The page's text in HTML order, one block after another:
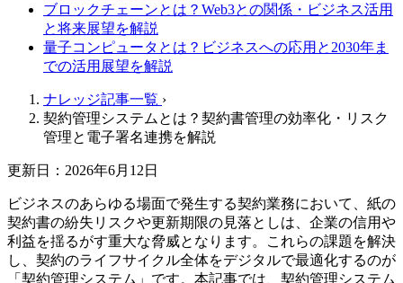
ブロックチェーンとは？Web3との関係・ビジネス活用
と将来展望を解説
量子コンピュータとは？ビジネスへの応用と2030年ま
での活用展望を解説
ナレッジ記事一覧 ›
契約管理システムとは？契約書管理の効率化・リスク
管理と電子署名連携を解説
更新日：2026年6月12日
ビジネスのあらゆる場面で発生する契約業務において、紙の
契約書の紛失リスクや更新期限の見落としは、企業の信用や
利益を揺るがす重大な脅威となります。これらの課題を解決
し、契約のライフサイクル全体をデジタルで最適化するのが
「契約管理システム」です。本記事では、契約管理システム